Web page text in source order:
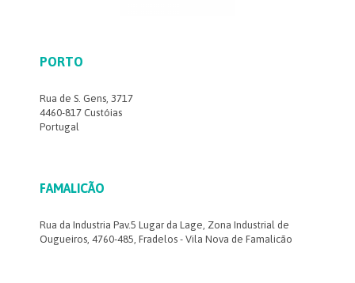
PORTO
Rua de S. Gens, 3717
4460-817 Custóias
Portugal
FAMALICÃO
Rua da Industria Pav.5 Lugar da Lage, Zona Industrial de
Ougueiros, 4760-485, Fradelos - Vila Nova de Famalicão